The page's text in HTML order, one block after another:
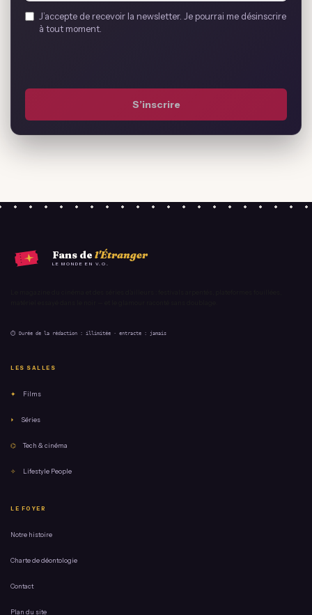
addressJ’accepte de recevoir la newsletter. Je pourrai me désinscrire
à tout moment.
S’inscrire
Fans de l'Étranger
LE MONDE EN V.O.
⏱ Durée de la rédaction : illimitée · entracte : jamais
LES SALLES
✦ Films
⏵ Séries
⌬ Tech & cinéma
✧ Lifestyle People
LE FOYER
Notre histoire
Charte de déontologie
Contact
Plan du site